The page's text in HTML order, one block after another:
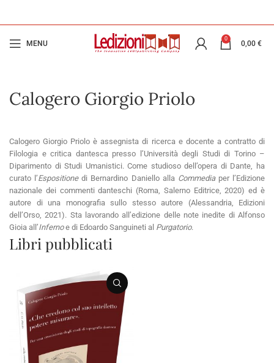
MENU
0
0,00 €
Calogero Giorgio Priolo
Calogero Giorgio Priolo è assegnista di ricerca e docente a contratto di
Filologia e critica dantesca presso l’Università degli Studi di Torino –
Diparimento di Studi Umanistici. Come studioso dell’opera di Dante, ha
curato l’Espositionedi Bernardino Daniello alla Commediaper l’Edizione
nazionale dei commenti danteschi (Roma, Salerno Editrice, 2020) ed è
autore di una monografia sullo stesso autore (Alessandria, Edizioni
dell’Orso, 2021). Sta lavorando all’edizione delle note inedite di Alfonso
Gioia all’Infernoe di Edoardo Sanguineti al Purgatorio.
Libri pubblicati